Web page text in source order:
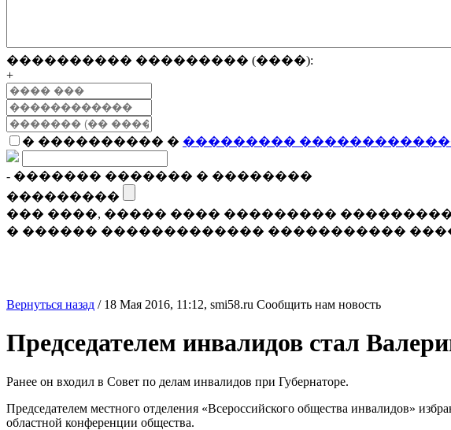
���������� ��������� (����):
+
� ���������� � ���������
- ������� ������� � ��������
���������
��� ����, ����� ���� ���������
� ������ ������������� �����������
Вернуться назад / 18 Мая 2016, 11:12, smi58.ru Сообщить нам новость
Председателем инвалидов стал
Ранее он входил в Совет по делам инвалидов при Губернаторе.
Председателем местного отделения «Всероссийского общества инвалидов»
областной конференции общества.